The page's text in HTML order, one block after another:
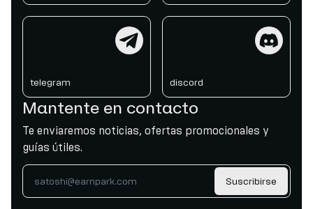
telegram discord
Mantente en contacto
Te enviaremos noticias, ofertas promocionales y
guías útiles.
Suscribirse